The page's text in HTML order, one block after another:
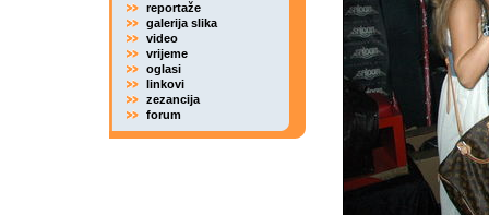
reportaže
galerija slika
video
vrijeme
oglasi
linkovi
zezancija
forum